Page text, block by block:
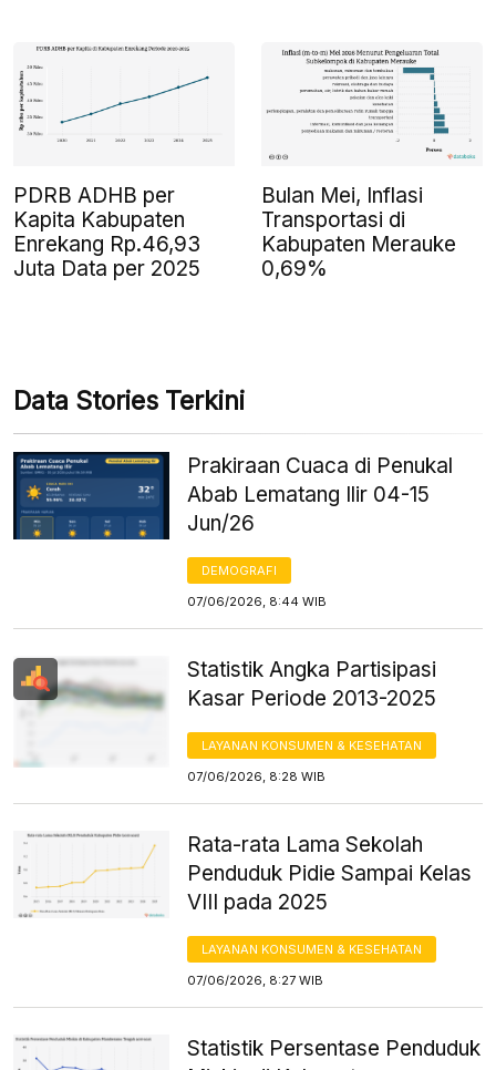
PDRB ADHB per
Kapita Kabupaten
Enrekang Rp.46,93
Juta Data per 2025
Bulan Mei, Inflasi
Transportasi di
Kabupaten Merauke
0,69%
Data Stories Terkini
Prakiraan Cuaca di Penukal
Abab Lematang Ilir 04-15
Jun/26
DEMOGRAFI
07/06/2026, 8:44 WIB
Statistik Angka Partisipasi
Kasar Periode 2013-2025
LAYANAN KONSUMEN & KESEHATAN
07/06/2026, 8:28 WIB
Rata-rata Lama Sekolah
Penduduk Pidie Sampai Kelas
VIII pada 2025
LAYANAN KONSUMEN & KESEHATAN
07/06/2026, 8:27 WIB
Statistik Persentase Penduduk